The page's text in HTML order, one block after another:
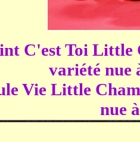
C'est Toi Little
variété nue
Vie Little
nue